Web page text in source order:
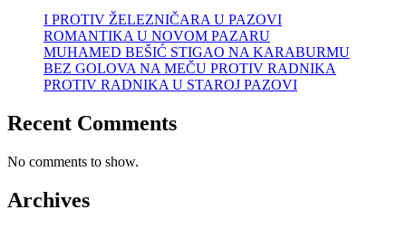
I PROTIV ŽELEZNIČARA U PAZOVI
ROMANTIKA U NOVOM PAZARU
MUHAMED BEŠIĆ STIGAO NA KARABURMU
BEZ GOLOVA NA MEČU PROTIV RADNIKA
PROTIV RADNIKA U STAROJ PAZOVI
Recent Comments
No comments to show.
Archives